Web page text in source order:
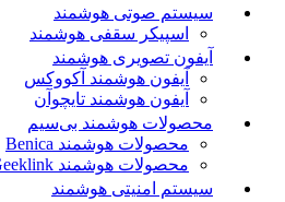
سیستم صوتی هوشمند
اسپیکر سقفی هوشمند
آیفون تصویری هوشمند
آیفون هوشمند آکووکس
آیفون هوشمند تایچوآن
محصولات هوشمند بی‌سیم
محصولات هوشمند Benica
محصولات هوشمند Geeklink
سیستم امنیتی هوشمند